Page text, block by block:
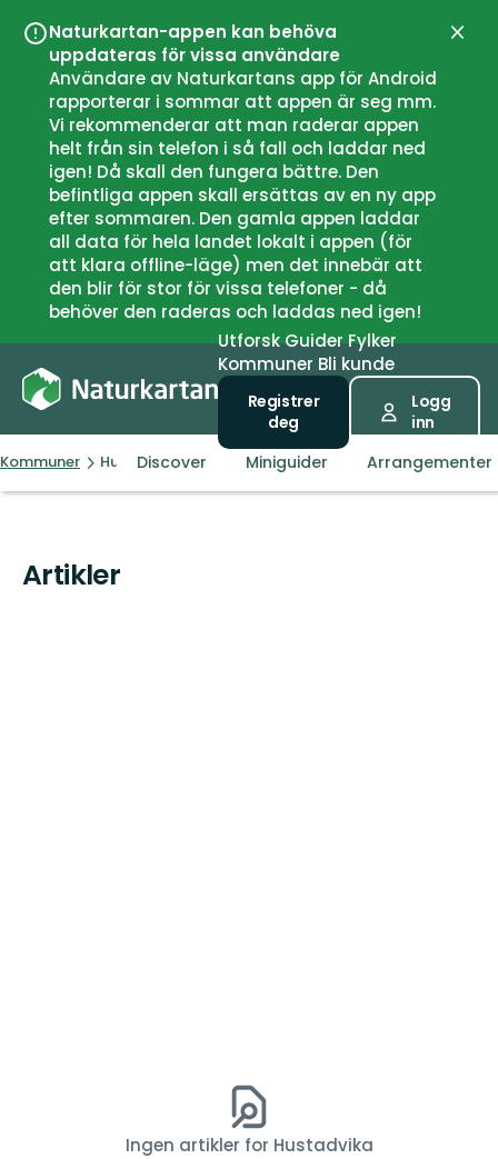
Naturkartan-appen kan behöva
uppdateras för vissa användare
Användare av Naturkartans app för Android
rapporterar i sommar att appen är seg mm.
Vi rekommenderar att man raderar appen
helt från sin telefon i så fall och laddar ned
igen! Då skall den fungera bättre. Den
befintliga appen skall ersättas av en ny app
efter sommaren. Den gamla appen laddar
all data för hela landet lokalt i appen (för
att klara offline-läge) men det innebär att
den blir för stor för vissa telefoner - då
behöver den raderas och laddas ned igen!
Lukk
UtforskGuiderFylker
Kommuner Bli kunde
Registrer
deg
Logg
inn
Kommuner Hustadvika
Discover Miniguider Arrangementer
Artikler
Ingen artikler for Hustadvika